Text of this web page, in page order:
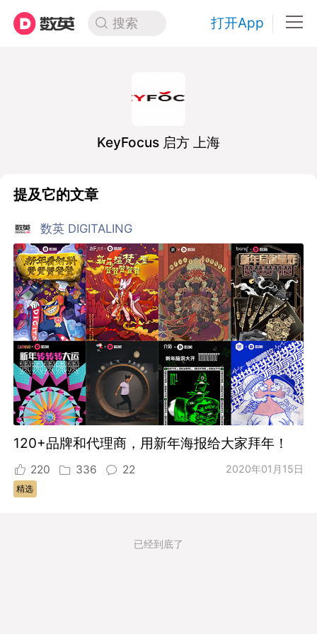
搜索 打开App
KeyFocus 启方 上海
提及它的文章
数英 DIGITALING
120+品牌和代理商，用新年海报给大家拜年！
220 336 22 2020年01月15日
精选
已经到底了